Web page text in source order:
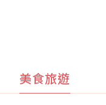
美食旅遊